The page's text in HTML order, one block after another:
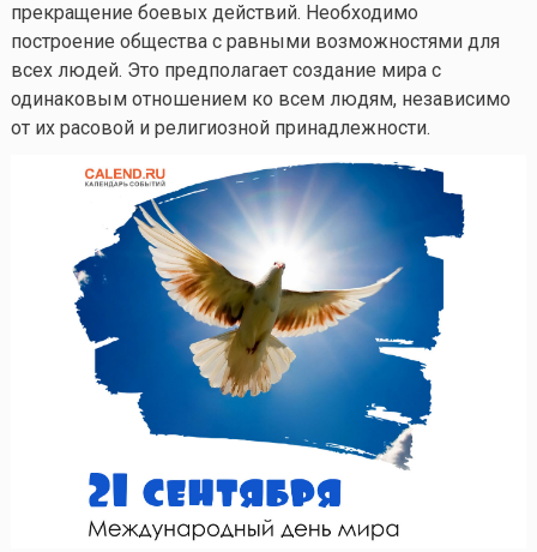
прекращение боевых действий. Необходимо
построение общества с равными возможностями для
всех людей. Это предполагает создание мира с
одинаковым отношением ко всем людям, независимо
от их расовой и религиозной принадлежности.